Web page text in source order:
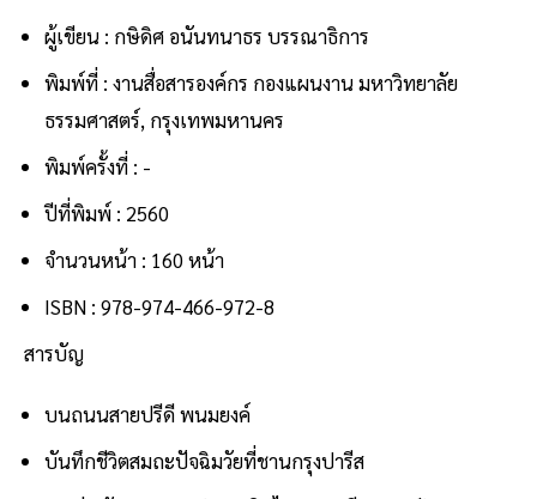
ผู้เขียน : กษิดิศ อนันทนาธร บรรณาธิการ
พิมพ์ที่ : งานสื่อสารองค์กร กองแผนงาน มหาวิทยาลัย
ธรรมศาสตร์, กรุงเทพมหานคร
พิมพ์ครั้งที่ : -
ปีที่พิมพ์ : 2560
จำนวนหน้า : 160 หน้า
ISBN : 978-974-466-972-8
สารบัญ
บนถนนสายปรีดี พนมยงค์
บันทึกชีวิตสมถะปัจฉิมวัยที่ชานกรุงปารีส